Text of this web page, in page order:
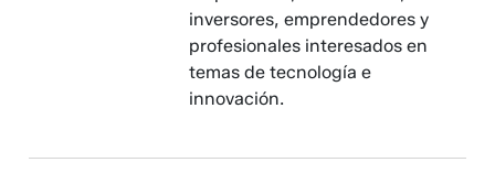
inversores, emprendedores y
profesionales interesados en
temas de tecnología e
innovación.